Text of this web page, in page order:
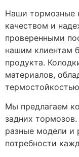
Наши тормозные
качеством и
проверенными
нашим клиентам
продукта.
материалов,
Мы предлагаем
задних
разные модели и
потребности